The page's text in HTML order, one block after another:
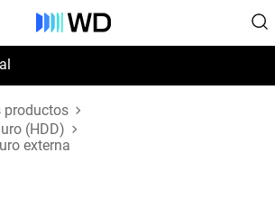
productos
(HDD)
externa